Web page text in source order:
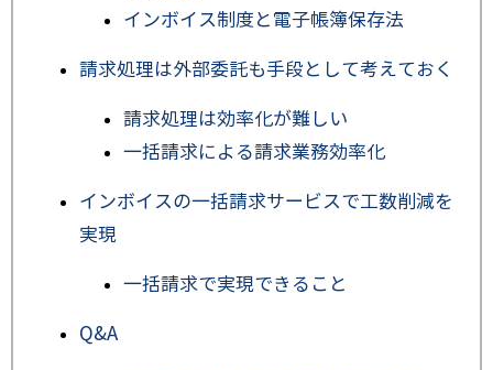
インボイス制度と電子帳簿保存法
請求処理は外部委託も手段として考えておく
請求処理は効率化が難しい
一括請求による請求業務効率化
インボイスの一括請求サービスで工数削減を
実現
一括請求で実現できること
Q&A